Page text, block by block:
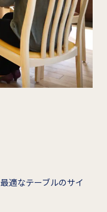
適なテーブルのサイ